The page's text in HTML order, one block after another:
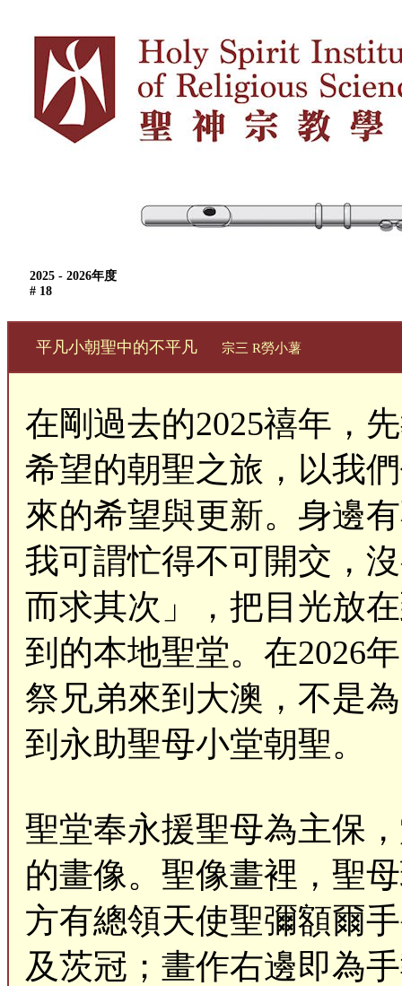
2025 - 2026年度
# 18
平凡小朝聖中的不平凡 宗三 R勞小薯
在剛過去的2025禧年，
希望的朝聖之旅，以我
來的希望與更新。身邊
我可謂忙得不可開交，
而求其次」，把目光放
到的本地聖堂。在2026
祭兄弟來到大澳，不是
到永助聖母小堂朝聖。
聖堂奉永援聖母為主保
的畫像。聖像畫裡，聖
方有總領天使聖彌額爾
及茨冠；畫作右邊即為